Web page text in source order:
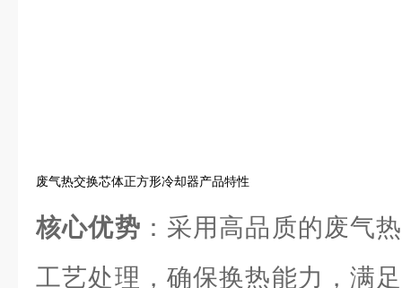
废气热交换芯体正方形冷却器产品特性
核心优势 ：采用高品质的废气
工艺处理，确保换热能力，满